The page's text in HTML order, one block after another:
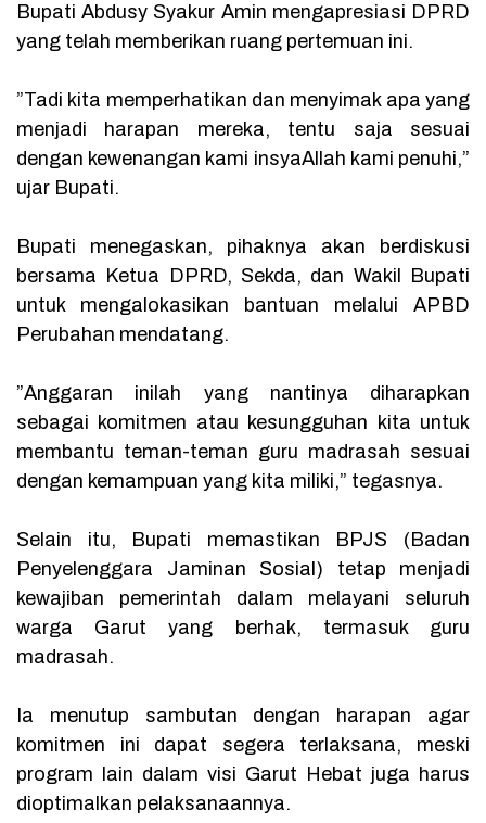
‎Bupati Abdusy Syakur Amin mengapresiasi DPRD
yang telah memberikan ruang pertemuan ini.
‎”Tadi kita memperhatikan dan menyimak apa yang
menjadi harapan mereka, tentu saja sesuai
dengan kewenangan kami insyaAllah kami penuhi,”
ujar Bupati.
‎Bupati menegaskan, pihaknya akan berdiskusi
bersama Ketua DPRD, Sekda, dan Wakil Bupati
untuk mengalokasikan bantuan melalui APBD
Perubahan mendatang.
‎”Anggaran inilah yang nantinya diharapkan
sebagai komitmen atau kesungguhan kita untuk
membantu teman-teman guru madrasah sesuai
dengan kemampuan yang kita miliki,” tegasnya.
‎Selain itu, Bupati memastikan BPJS (Badan
Penyelenggara Jaminan Sosial) tetap menjadi
kewajiban pemerintah dalam melayani seluruh
warga Garut yang berhak, termasuk guru
madrasah.
‎Ia menutup sambutan dengan harapan agar
komitmen ini dapat segera terlaksana, meski
program lain dalam visi Garut Hebat juga harus
dioptimalkan pelaksanaannya.